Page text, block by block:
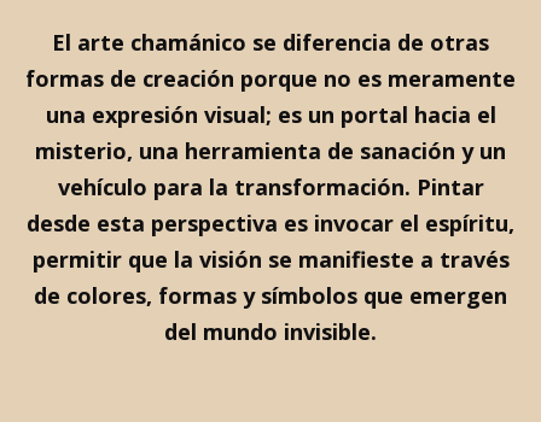
El arte chamánico se diferencia de otras
formas de creación porque no es meramente
una expresión visual; es un portal hacia el
misterio, una herramienta de sanación y un
vehículo para la transformación. Pintar
desde esta perspectiva es invocar el espíritu,
permitir que la visión se manifieste a través
de colores, formas y símbolos que emergen
del mundo invisible.